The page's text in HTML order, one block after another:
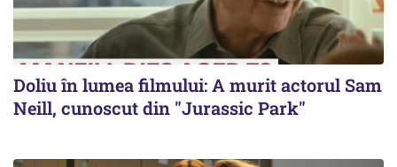
Doliu în lumea filmului: A murit actorul Sam
Neill, cunoscut din "Jurassic Park"